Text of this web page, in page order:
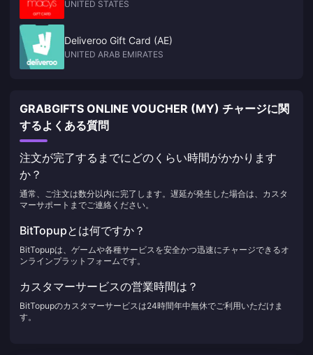
UNITED STATES
Deliveroo Gift Card (AE)
UNITED ARAB EMIRATES
GRABGIFTS ONLINE VOUCHER (MY) チャージに関
するよくある質問
注文が完了するまでにどのくらい時間がかかります
か？
通常、ご注文は数分以内に完了します。遅延が発生した場合は、カスタ
マーサポートまでご連絡ください。
BitTopupとは何ですか？
BitTopupは、ゲームや各種サービスを安全かつ迅速にチャージできるオ
ンラインプラットフォームです。
カスタマーサービスの営業時間は？
BitTopupのカスタマーサービスは24時間年中無休でご利用いただけま
す。